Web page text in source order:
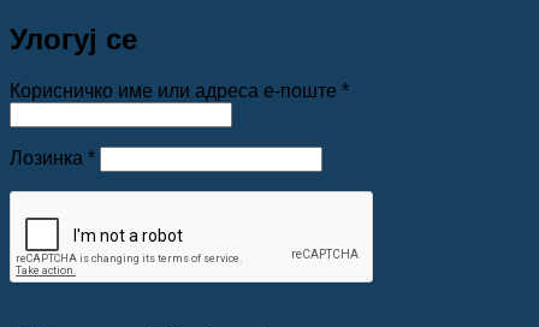
Улогуј се
Корисничко име или адреса е-поште *Обавезно
Лозинка *Обавезно